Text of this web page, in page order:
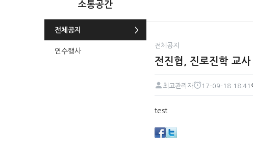
소통공간
전체공지
연수행사
전체공지
전진협, 진로진학 교
페이지 정보
최고관리자
17-09-18 18:41
본문
test